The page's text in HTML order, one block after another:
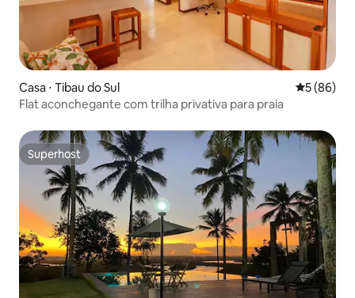
Casa ⋅ Tibau do Sul 5 de uma
5 (86)
Flat aconchegante com trilha privativa para praia
Superhost
Superhost